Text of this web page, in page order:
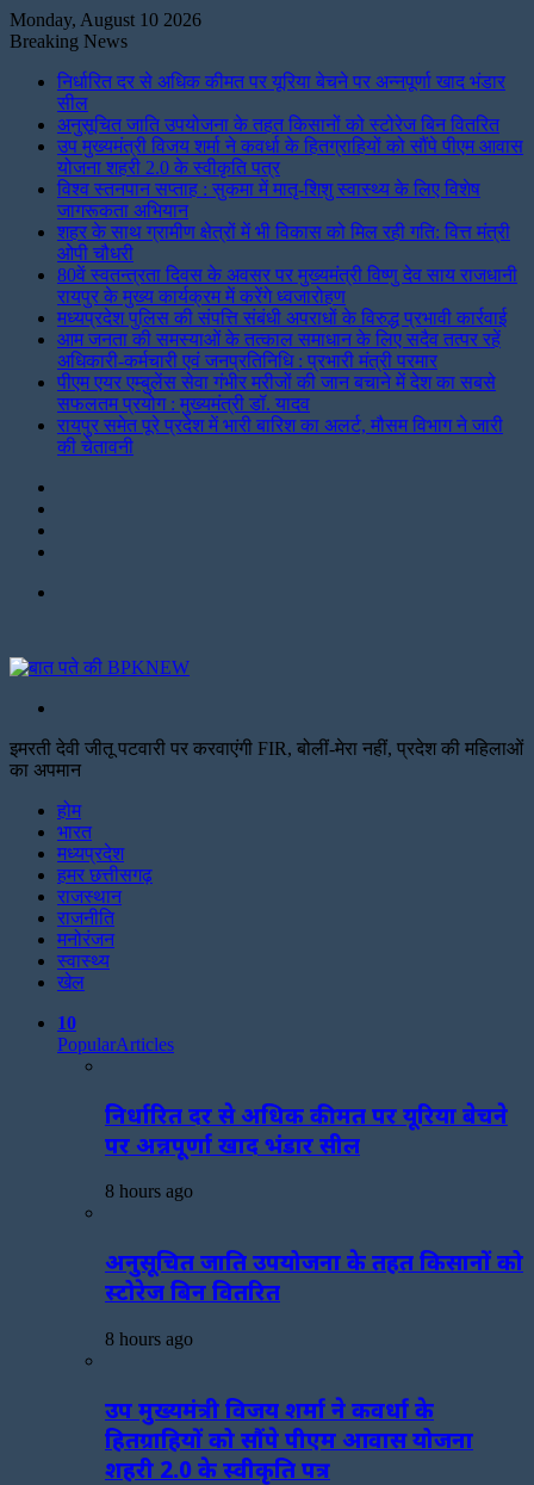
Monday, August 10 2026
Breaking News
निर्धारित दर से अधिक कीमत पर यूरिया बेचने पर अन्नपूर्णा खाद भंडार
सील
अनुसूचित जाति उपयोजना के तहत किसानों को स्टोरेज बिन वितरित
उप मुख्यमंत्री विजय शर्मा ने कवर्धा के हितग्राहियों को सौंपे पीएम आवास
योजना शहरी 2.0 के स्वीकृति पत्र
विश्व स्तनपान सप्ताह : सुकमा में मातृ-शिशु स्वास्थ्य के लिए विशेष
जागरूकता अभियान
शहर के साथ ग्रामीण क्षेत्रों में भी विकास को मिल रही गति: वित्त मंत्री
ओपी चौधरी
80वें स्वतन्त्रता दिवस के अवसर पर मुख्यमंत्री विष्णु देव साय राजधानी
रायपुर के मुख्य कार्यक्रम में करेंगे ध्वजारोहण
मध्यप्रदेश पुलिस की संपत्ति संबंधी अपराधों के विरुद्ध प्रभावी कार्रवाई
आम जनता की समस्याओं के तत्काल समाधान के लिए सदैव तत्पर रहें
अधिकारी-कर्मचारी एवं जनप्रतिनिधि : प्रभारी मंत्री परमार
पीएम एयर एम्बुलेंस सेवा गंभीर मरीजों की जान बचाने में देश का सबसे
सफलतम प्रयोग : मुख्यमंत्री डॉ. यादव
रायपुर समेत पूरे प्रदेश में भारी बारिश का अलर्ट, मौसम विभाग ने जारी
की चेतावनी
इमरती देवी जीतू पटवारी पर करवाएंगी FIR, बोलीं-मेरा नहीं, प्रदेश की महिलाओं
का अपमान
होम
भारत
मध्यप्रदेश
हमर छत्तीसगढ़
राजस्थान
राजनीति
मनोरंजन
स्वास्थ्य
खेल
10
PopularArticles
निर्धारित दर से अधिक कीमत पर यूरिया बेचने
पर अन्नपूर्णा खाद भंडार सील
8 hours ago
अनुसूचित जाति उपयोजना के तहत किसानों को
स्टोरेज बिन वितरित
8 hours ago
उप मुख्यमंत्री विजय शर्मा ने कवर्धा के
हितग्राहियों को सौंपे पीएम आवास योजना
शहरी 2.0 के स्वीकृति पत्र